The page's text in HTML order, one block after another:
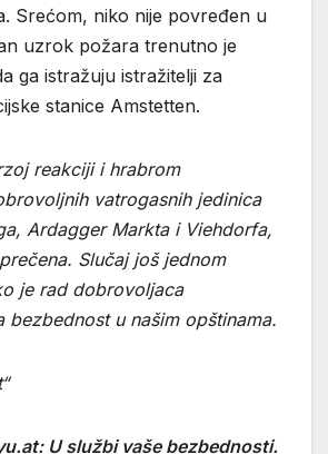
Srećom, niko nije povređen u
uzrok požara trenutno je
ga istražuju istražitelji za
stanice Amstetten.
reakciji i hrabrom
vatrogasnih jedinica
Ardagger Markta i Viehdorfa,
Slučaj još jednom
je rad dobrovoljaca
bezbednost u našim opštinama.
U službi vaše bezbednosti.